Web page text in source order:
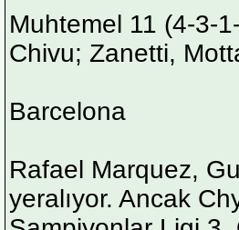
Muhtemel 11 (4-3-
Chivu; Zanetti,
Barcelona
Rafael Marquez,
yeralıyor. Ancak